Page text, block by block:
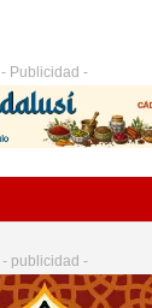
- Publicidad -
- publicidad -